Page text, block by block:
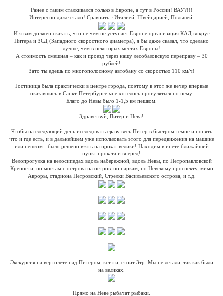
Ранее с таким сталкивался только в Европе, а тут в России! ВАУ?!!!
Интересно даже стало! Сравнить с Италией, Швейцарией, Польшей.
И я вам должен сказать, что не чем не уступает Европе организация КАД вокруг
Питера и ЗСД (Западного скоростного диаметра), я бы даже сказал, что сделано
лучше, чем в некоторых местах Европы!
А стоимость смешная – как и проезд через нашу лесобазовскую переправу – 30
рублей!
Зато ты едешь по многополосному автобану со скоростью 110 км/ч!
Гостиница была практически в центре города, поэтому в этот же вечер впервые
оказавшись в Санкт-Петербурге мне хотелось прогуляться по нему.
Благо до Невы было 1-1,5 км пешком.
Здравствуй, Питер и Нева!
Чтобы на следующий день исследовать сразу весь Питер в быстром темпе и понять
что и где есть, и в дальнейшем уже использовать этого для передвижения на машине
или пешком - было решено взять на прокат велики! Находим в инете ближайший
пункт проката и вперед!
Велопрогулка на велосипедах вдоль набережной, вдоль Невы, по Петропавловской
Крепости, по мостам с острова на остров, по паркам, по Невскому проспекту, мимо
Авроры, стадиона Петровский, Стрелки Васильевского острова, и т.д.
Экскурсия на вертолете над Питером, кстати, стоит 3тр. Мы не летали, так как были
на великах.
Прямо на Неве рыбачат рыбаки.